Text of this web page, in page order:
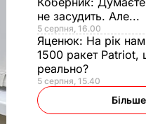
не засудить. Але...
5 серпня, 16.00
Яценюк: На рік
1500 ракет
реально?
5 серпня, 15.40